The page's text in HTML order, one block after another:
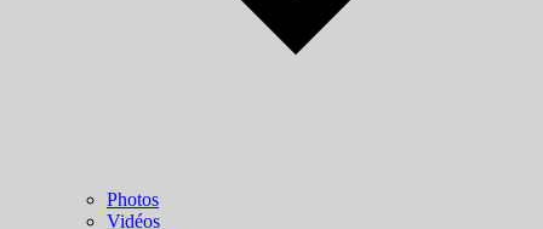
Photos
Vidéos